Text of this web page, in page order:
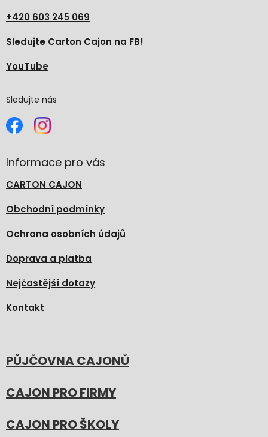
+420 603 245 069
Sledujte Carton Cajon na FB!
YouTube
Sledujte nás
Informace pro vás
CARTON CAJON
Obchodní podmínky
Ochrana osobních údajů
Doprava a platba
Nejčastější dotazy
Kontakt
PŮJČOVNA CAJONŮ
CAJON PRO FIRMY
CAJON PRO ŠKOLY